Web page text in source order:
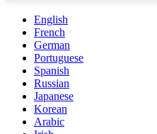
English
French
German
Portuguese
Spanish
Russian
Japanese
Korean
Arabic